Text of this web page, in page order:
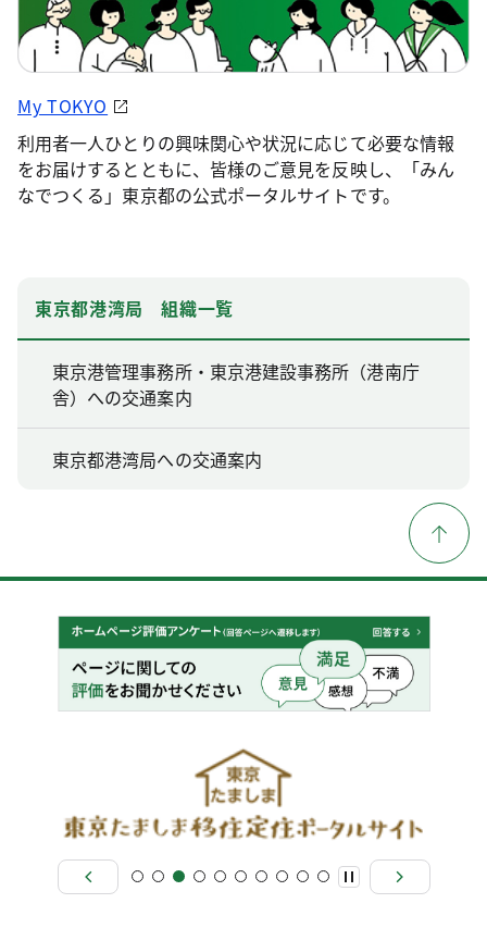
My TOKYO
利用者一人ひとりの興味関心や状況に応じて必要な情報
をお届けするとともに、皆様のご意見を反映し、「みん
なでつくる」東京都の公式ポータルサイトです。
東京都港湾局 組織一覧
東京港管理事務所・東京港建設事務所（港南庁
舎）への交通案内
東京都港湾局への交通案内